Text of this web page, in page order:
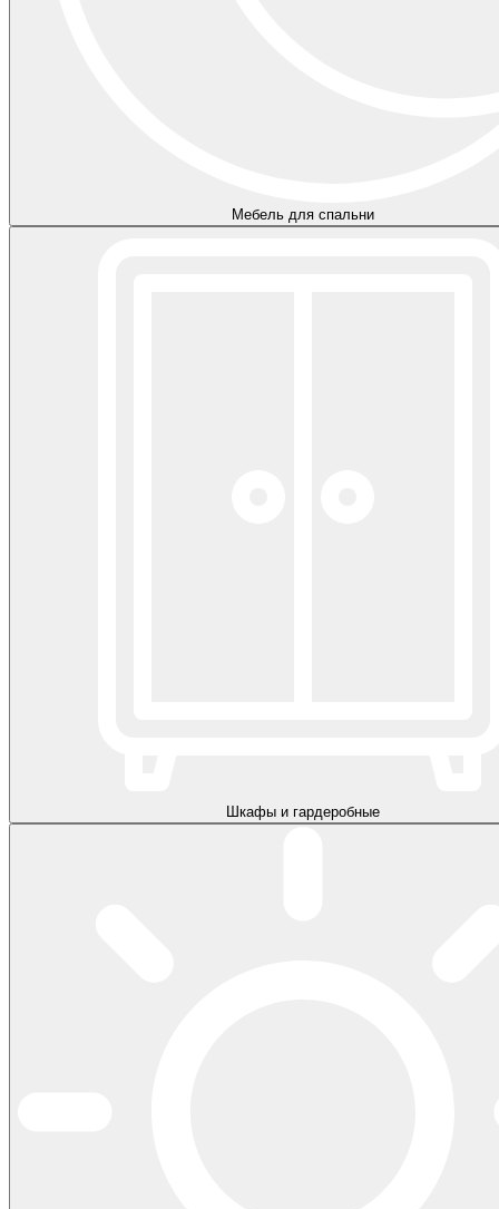
Мебель для спальни
Шкафы и гардеробные